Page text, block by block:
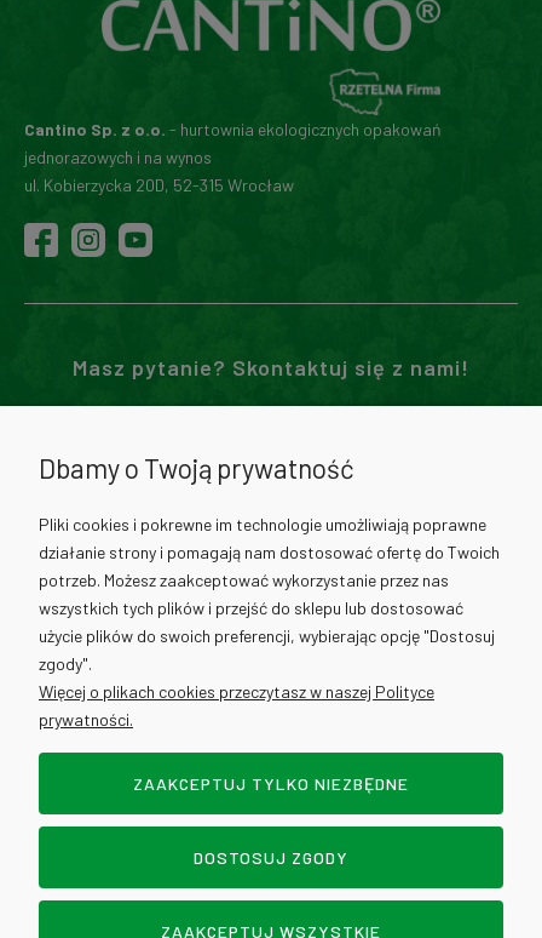
Cantino Sp. z o.o. - hurtownia ekologicznych opakowań
jednorazowych i na wynos
ul. Kobierzycka 20D, 52-315 Wrocław
Masz pytanie? Skontaktuj się z nami!
730 012 317
info@cantino.pl
DOWOZY - WROCŁAW
POKAŻ PEŁNĄ WERSJĘ STRONY
Dbamy o Twoją prywatność
Pliki cookies i pokrewne im technologie umożliwiają poprawne
działanie strony i pomagają nam dostosować ofertę do Twoich
potrzeb. Możesz zaakceptować wykorzystanie przez nas
wszystkich tych plików i przejść do sklepu lub dostosować
użycie plików do swoich preferencji, wybierając opcję "Dostosuj
zgody".
Więcej o plikach cookies przeczytasz w naszej Polityce
prywatności.
ZAAKCEPTUJ TYLKO NIEZBĘDNE
DOSTOSUJ ZGODY
ZAAKCEPTUJ WSZYSTKIE